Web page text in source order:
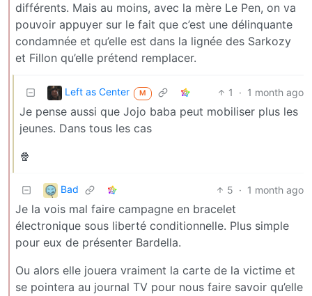
différents. Mais au moins, avec la mère Le Pen, on va
pouvoir appuyer sur le fait que c’est une délinquante
condamnée et qu’elle est dans la lignée des Sarkozy
et Fillon qu’elle prétend remplacer.
Left as Center M 1 · 1 month ago
Je pense aussi que Jojo baba peut mobiliser plus les
jeunes. Dans tous les cas
🍿
Bad 5 · 1 month ago
Je la vois mal faire campagne en bracelet
électronique sous liberté conditionnelle. Plus simple
pour eux de présenter Bardella.
Ou alors elle jouera vraiment la carte de la victime et
se pointera au journal TV pour nous faire savoir qu’elle